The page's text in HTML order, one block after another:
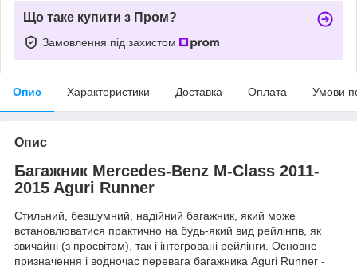
Що таке купити з Пром?
Замовлення під захистом
Опис Характеристики Доставка Оплата Умови
Опис
Багажник Mercedes-Benz M-Class 2011-
2015 Aguri Runner
Стильний, безшумний, надійний багажник, який може
встановлюватися практично на будь-який вид рейлінгів, як
звичайні (з просвітом), так і інтегровані рейлінги. Основне
призначення і водночас перевага багажника Aguri Runner -